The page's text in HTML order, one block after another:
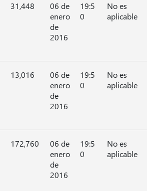
31,448
06 de
enero
de
2016
19:5
0
No es
aplicable
13,016
06 de
enero
de
2016
19:5
0
No es
aplicable
172,760
06 de
enero
de
2016
19:5
0
No es
aplicable